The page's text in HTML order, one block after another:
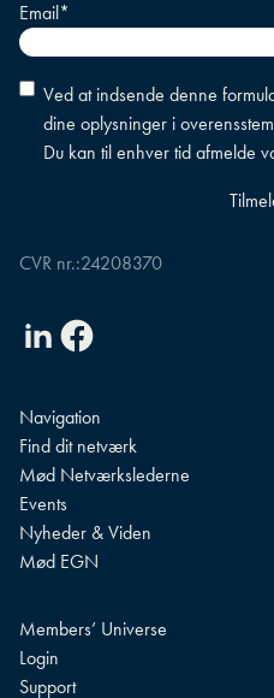
Email*
Accepter
betingelser*
Ved at indsende denne
dine oplysninger i
Du kan til enhver tid afmelde
CVR nr.:24208370
LinkedinFacebook
Navigation
Find dit netværk
Mød Netværkslederne
Events
Nyheder & Viden
Mød EGN
Members’ Universe
Login
Support